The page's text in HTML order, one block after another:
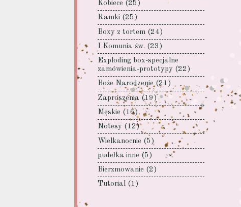
Kobiece (25)
Ramki (25)
Boxy z tortem (24)
I Komunia św. (23)
Exploding box-specjalne
zamówienia-prototypy (22)
Boże Narodzenie (21)
Zaproszenia (19)
Męskie (16)
Notesy (12)
Wielkanocnie (5)
pudełka inne (5)
Bierzmowanie (2)
Tutorial (1)